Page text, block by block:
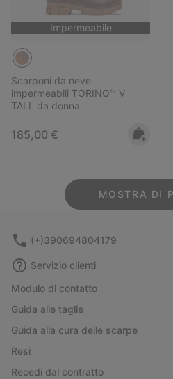
Impermeabile
Scarponi da neve
impermeabili TORINO™ V
TALL da donna
Regular price:
185,00 €
MOSTRA DI
(+)390694804179
Servizio clienti
Modulo di contatto
Guida alle taglie
Guida alla cura delle scarpe
Resi
Recedi dal contratto